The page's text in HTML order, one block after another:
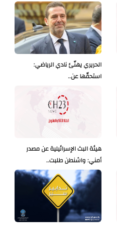
الحريري يهنّئ نادي الرياضي:
استحقّها عن..
هيئة البث الإسرائيلية عن مصدر
أمني: واشنطن طلبت..